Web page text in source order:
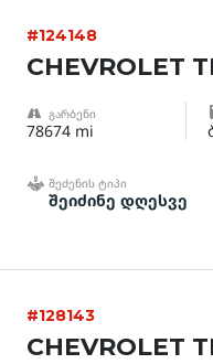
#124148
CHEVROLET
ᲒᲐᲠᲑᲔᲜᲘ
78674 mi
ᲨᲔᲫᲔᲜᲘᲡ ᲢᲘᲞᲘ
შეიძინე დღესვე
#128143
CHEVROLET